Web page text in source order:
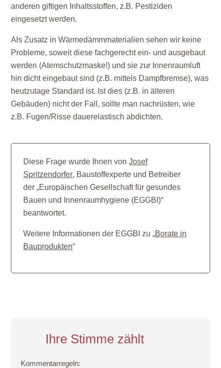
anderen giftigen Inhaltsstoffen, z.B. Pestiziden
eingesetzt werden.
Als Zusatz in Wärmedämmmaterialien sehen wir keine
Probleme, soweit diese fachgerecht ein- und ausgebaut
werden (Atemschutzmaske!) und sie zur Innenraumluft
hin dicht eingebaut sind (z.B. mittels Dampfbremse), was
heutzutage Standard ist. Ist dies (z.B. in älteren
Gebäuden) nicht der Fall, sollte man nachrüsten, wie
z.B. Fugen/Risse dauerelastisch abdichten.
Diese Frage wurde Ihnen vonJosef
Spritzendorfer, Baustoffexperte und Betreiber
der „Europäischen Gesellschaft für gesundes
Bauen und Innenraumhygiene (EGGBI)“
beantwortet.
Weitere Informationen der EGGBI zu „Borate in
Bauprodukten“
Ihre Stimme zählt
Kommentarregeln: